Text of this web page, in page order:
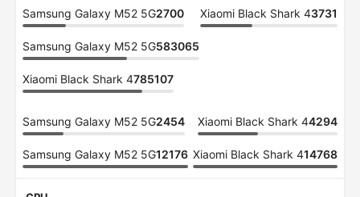
Samsung Galaxy M52 5G2700 Xiaomi Black Shark 43731
Samsung Galaxy M52 5G583065
Xiaomi Black Shark 4785107
Samsung Galaxy M52 5G2454 Xiaomi Black Shark 44294
Samsung Galaxy M52 5G12176 Xiaomi Black Shark 414768